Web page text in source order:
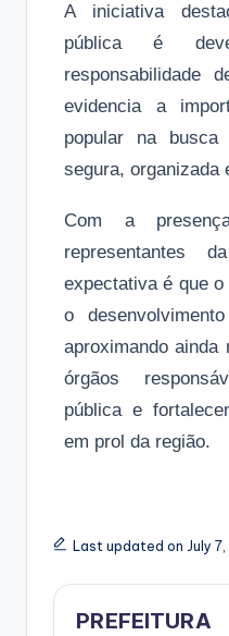
A iniciativa
pública é
responsabilidade
evidencia a
popular na
segura, organizada
Com a
representantes
expectativa é que
o
aproximando ainda
órgãos
pública e
em prol da região.
Last updated on July
PREFEITURA